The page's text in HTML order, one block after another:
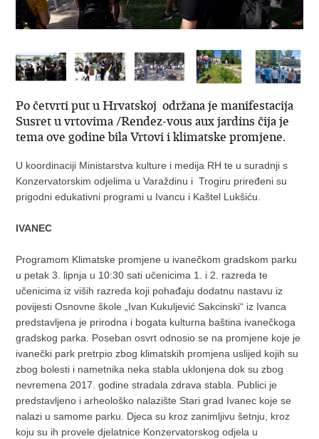
Po četvrti put u Hrvatskoj održana je manifestacija
Susret u vrtovima /Rendez-vous aux jardins čija je
tema ove godine bila Vrtovi i klimatske promjene.
U koordinaciji Ministarstva kulture i medija RH te u suradnji s
Konzervatorskim odjelima u Varaždinu i Trogiru priređeni su
prigodni edukativni programi u Ivancu i Kaštel Lukšiću.
IVANEC
Programom Klimatske promjene u ivanečkom gradskom parku
u petak 3. lipnja u 10:30 sati učenicima 1. i 2. razreda te
učenicima iz viših razreda koji pohađaju dodatnu nastavu iz
povijesti Osnovne škole „Ivan Kukuljević Sakcinski“ iz Ivanca
predstavljena je prirodna i bogata kulturna baština ivanečkoga
gradskog parka. Poseban osvrt odnosio se na promjene koje je
ivanečki park pretrpio zbog klimatskih promjena uslijed kojih su
zbog bolesti i nametnika neka stabla uklonjena dok su zbog
nevremena 2017. godine stradala zdrava stabla. Publici je
predstavljeno i arheološko nalazište Stari grad Ivanec koje se
nalazi u samome parku. Djeca su kroz zanimljivu šetnju, kroz
koju su ih provele djelatnice Konzervatorskog odjela u